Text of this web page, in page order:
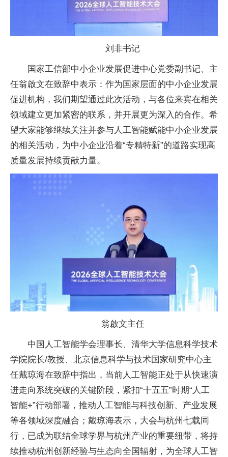
刘非书记
国家工信部中小企业发展促进中心党委副 书记、 主
任翁啟文在致辞中表示：作为国家层面的中小企业发展
促进机构，我们期望通过此次活动，与各位来宾在相关
领域建立更加紧密的联系，并开展更为深入的合作。希
望大家能够继续关注并参与人工智能赋能中小企业发展
的相关活动，为中小企业沿着“专精特新”的道路实现高
质量发展持续贡献力量。
翁啟文主任
中国人工智能学会理事长、清华大学信息科学技术
学院院长/教授、北京信息科学与技术国家研究中心主
任戴琼海在致辞中指出，当前人工智能正处于从快速演
进走向系统突破的关键阶段，紧扣“十五五”时期“人工
智能+”行动部署，推动人工智能与科技创新、产业发展
等各领域深度融合；戴琼海表示，大会与杭州七载同
行，已成为联结全球学界与杭州产业的重要纽带，将持
续推动杭州创新经验与生态向全国辐射，为全球人工智